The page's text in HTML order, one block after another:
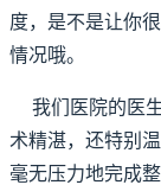
度，是不是让你
情况哦。
我们医院的医
术精湛，还特别
毫无压力地完成